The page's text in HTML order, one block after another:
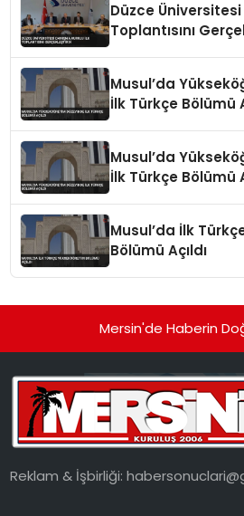
Düzce
Toplantısını
Musul’da
İlk Türkçe Bölümü
Musul’da
İlk Türkçe Bölümü
Musul’da İlk
Bölümü Açıldı
Mersin'de Haberin
Reklam & İşbirliği: